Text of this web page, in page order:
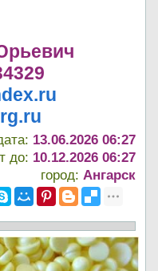
13.06.2026 06:27
до: 10.12.2026 06:27
город:Ангарск